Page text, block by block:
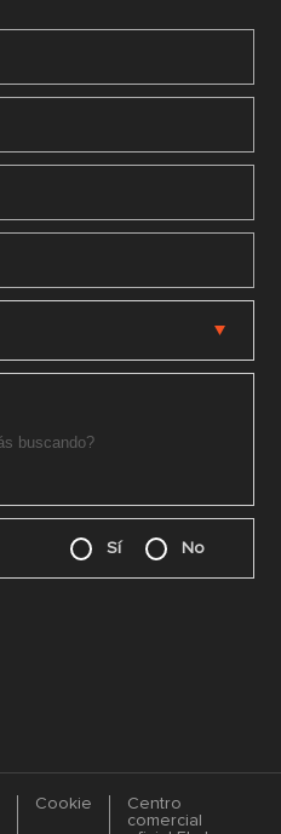
Sí No
Cookie
Centro
comercial